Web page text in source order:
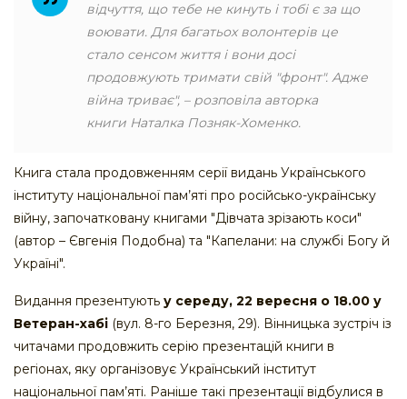
відчуття, що тебе не кинуть і тобі є за що
воювати. Для багатьох волонтерів це
стало сенсом життя і вони досі
продовжують тримати свій "фронт". Адже
війна триває", – розповіла авторка
книги Наталка Позняк-Хоменко.
Книга стала продовженням серії видань Українського
інституту національної пам’яті про російсько-українську
війну, започатковану книгами "Дівчата зрізають коси"
(автор – Євгенія Подобна) та "Капелани: на службі Богу й
Україні".
Видання презентують у середу, 22 вересня о 18.00 у
Ветеран-хабі (вул. 8-го Березня, 29). Вінницька зустріч із
читачами продовжить серію презентацій книги в
регіонах, яку організовує Український інститут
національної пам’яті. Раніше такі презентації відбулися в